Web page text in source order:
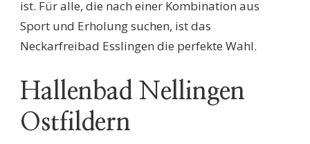
ist. Für alle, die nach einer Kombination aus
Sport und Erholung suchen, ist das
Neckarfreibad Esslingen die perfekte Wahl.
Hallenbad Nellingen
Ostfildern